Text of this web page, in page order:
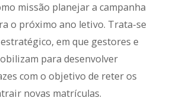
missão planejar a campanha
o próximo ano letivo. Trata-se
em que gestores e
para desenvolver
com o objetivo de reter os
novas matrículas.